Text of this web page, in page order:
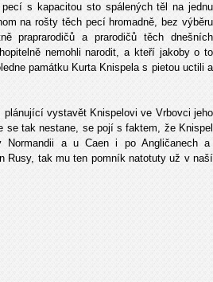
s kapacitou sto spálených těl na jednu
na rošty těch pecí hromadně, bez výběru
praprarodičů a prarodičů těch dnešních
nemohli narodit, a kteří jakoby o to
památku Kurta Knispela s pietou uctili a
plánující vystavět Knispelovi ve Vrbovci jeho
se tak nestane, se pojí s faktem, že Knispel
Normandii a u Caen i po Angličanech a
Rusy, tak mu ten pomník natotuty už v naší